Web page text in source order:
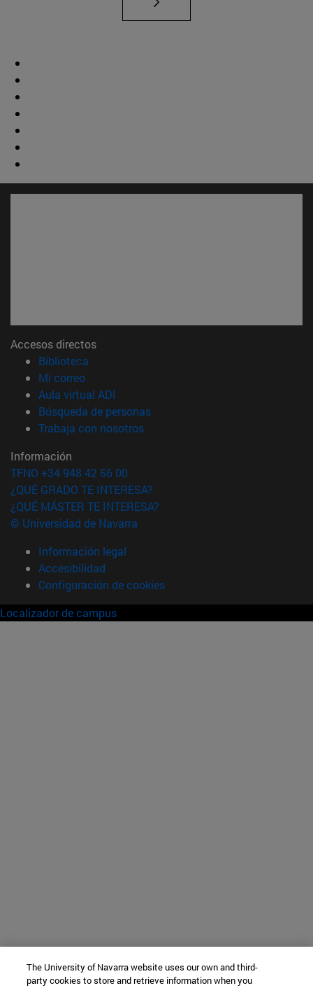
Accesos directos
Biblioteca
Mi correo(abre en nueva ventana)
Aula virtual ADI
Búsqueda de personas(abre en nueva ventana)
Trabaja con nosotros(abre en nueva ventana)
Información
TFNO +34 948 42 56 00
¿QUÉ GRADO TE INTERESA?
¿QUÉ MÁSTER TE INTERESA?
© Universidad de Navarra
Información legal
Accesibilidad
Configuración de cookies
Localizador de campus
The University of Navarra website uses our own and third-
party cookies to store and retrieve information when you